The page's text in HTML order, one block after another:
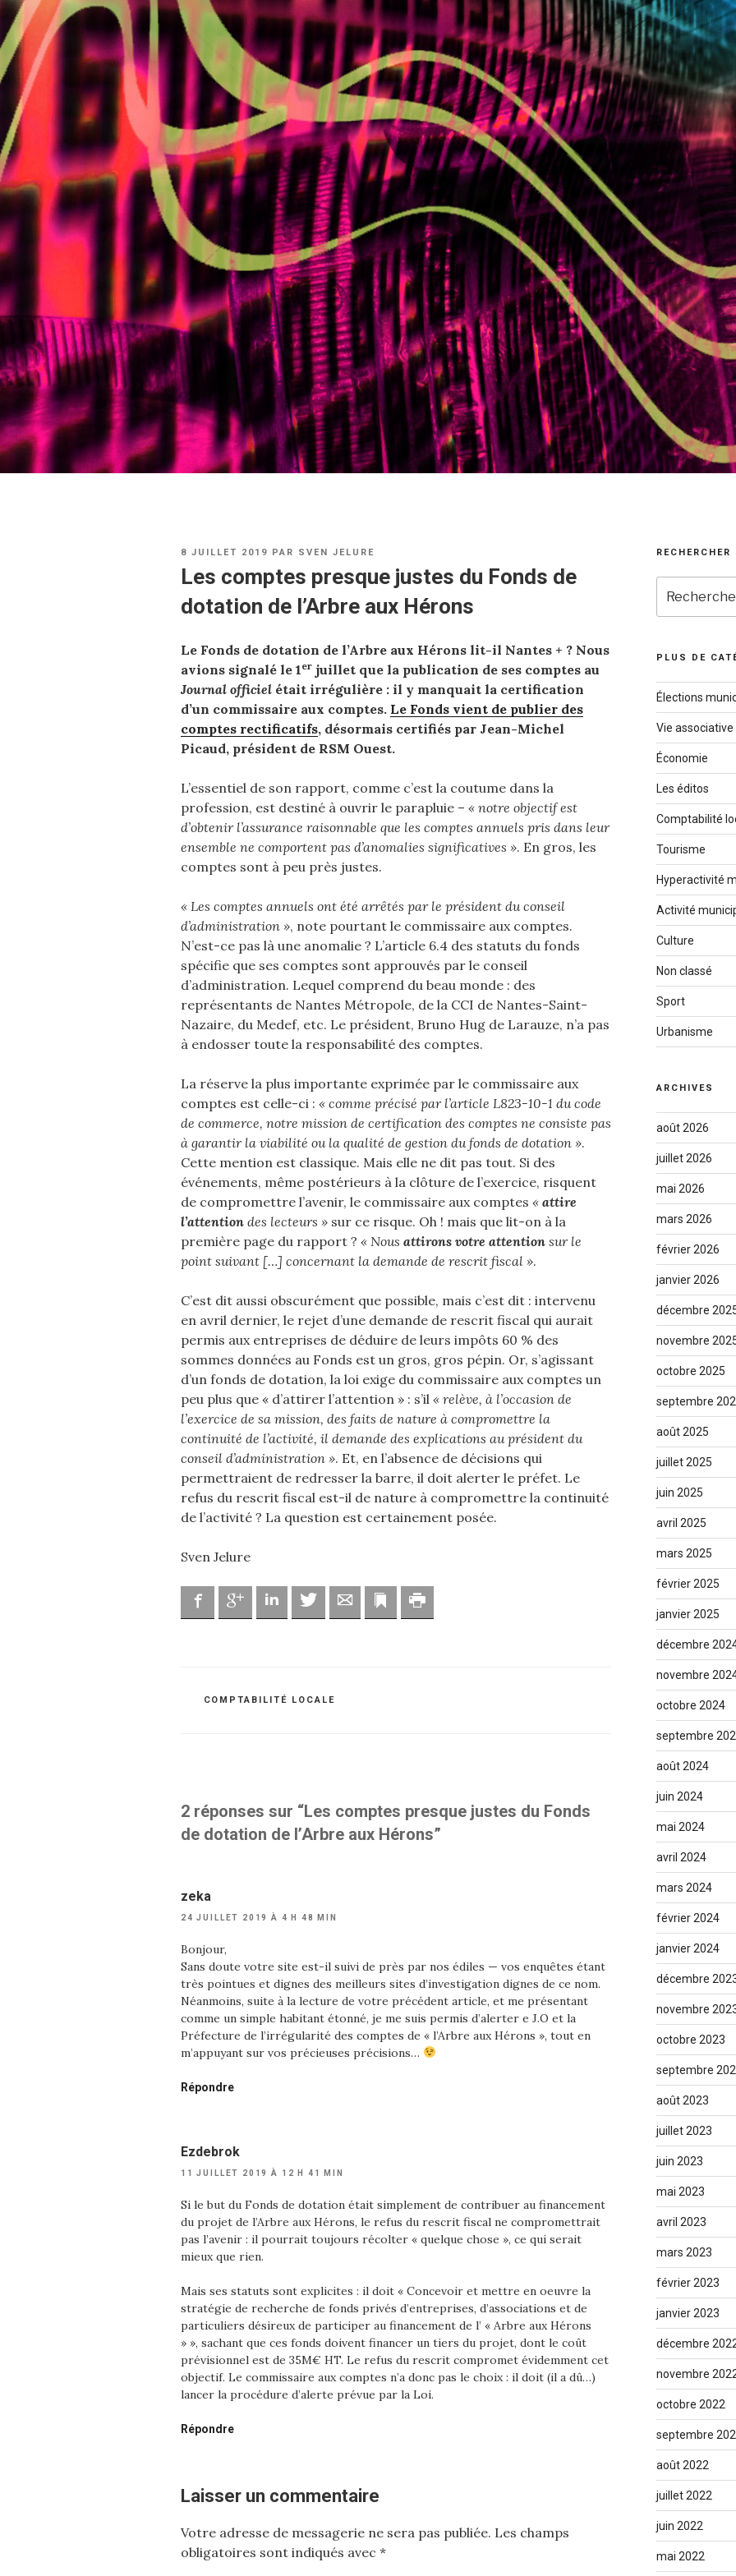
PUBLIÉ
8 JUILLET 2019 PAR SVEN JELURE
Les comptes presque justes du Fonds de
dotation de l’Arbre aux Hérons
Le Fonds de dotation de l’Arbre aux Hérons lit-il Nantes + ? Nous
avions signalé le 1 er juillet que la publication de ses comptes au
Journal officiel était irrégulière : il y manquait la certification
d’un commissaire aux comptes. Le Fonds vient de publier des
comptes rectificatifs, désormais certifiés par Jean-Michel
Picaud, président de RSM Ouest.
L’essentiel de son rapport, comme c’est la coutume dans la
profession, est destiné à ouvrir le parapluie – « notre objectif est
d’obtenir l’assurance raisonnable que les comptes annuels pris dans leur
ensemble ne comportent pas d’anomalies significatives ». En gros, les
comptes sont à peu près justes.
« Les comptes annuels ont été arrêtés par le président du conseil
d’administration », note pourtant le commissaire aux comptes.
N’est-ce pas là une anomalie ? L’article 6.4 des statuts du fonds
spécifie que ses comptes sont approuvés par le conseil
d’administration. Lequel comprend du beau monde : des
représentants de Nantes Métropole, de la CCI de Nantes-Saint-
Nazaire, du Medef, etc. Le président, Bruno Hug de Larauze, n’a pas
à endosser toute la responsabilité des comptes.
La réserve la plus importante exprimée par le commissaire aux
comptes est celle-ci : « comme précisé par l’article L823-10-1 du code
de commerce, notre mission de certification des comptes ne consiste pas
à garantir la viabilité ou la qualité de gestion du fonds de dotation ».
Cette mention est classique. Mais elle ne dit pas tout. Si des
événements, même postérieurs à la clôture de l’exercice, risquent
de compromettre l’avenir, le commissaire aux comptes « attire
l’attention des lecteurs » sur ce risque. Oh ! mais que lit-on à la
première page du rapport ? « Nous attirons votre attention sur le
point suivant […] concernant la demande de rescrit fiscal ».
C’est dit aussi obscurément que possible, mais c’est dit : intervenu
en avril dernier, le rejet d’une demande de rescrit fiscal qui aurait
permis aux entreprises de déduire de leurs impôts 60 % des
sommes données au Fonds est un gros, gros pépin. Or, s’agissant
d’un fonds de dotation, la loi exige du commissaire aux comptes un
peu plus que « d’attirer l’attention » : s’il « relève, à l’occasion de
l’exercice de sa mission, des faits de nature à compromettre la
continuité de l’activité, il demande des explications au président du
conseil d’administration ». Et, en l’absence de décisions qui
permettraient de redresser la barre, il doit alerter le préfet. Le
refus du rescrit fiscal est-il de nature à compromettre la continuité
de l’activité ? La question est certainement posée.
Sven Jelure
FacebookGoogle Linkedin Twitter Adresse mailMarque-page
CATÉGORIES
COMPTABILITÉ LOCALE
2 réponses sur “Les comptes presque justes du Fonds
de dotation de l’Arbre aux Hérons”
zeka
24 JUILLET 2019 À 4 H 48 MIN
Bonjour,
Sans doute votre site est-il suivi de près par nos édiles — vos enquêtes étant
très pointues et dignes des meilleurs sites d’investigation dignes de ce nom.
Néanmoins, suite à la lecture de votre précédent article, et me présentant
comme un simple habitant étonné, je me suis permis d’alerter e J.O et la
Préfecture de l’irrégularité des comptes de « l’Arbre aux Hérons », tout en
m’appuyant sur vos précieuses précisions…
Répondre
Ezdebrok
11 JUILLET 2019 À 12 H 41 MIN
Si le but du Fonds de dotation était simplement de contribuer au financement
du projet de l’Arbre aux Hérons, le refus du rescrit fiscal ne compromettrait
pas l’avenir : il pourrait toujours récolter « quelque chose », ce qui serait
mieux que rien.
Mais ses statuts sont explicites : il doit « Concevoir et mettre en oeuvre la
stratégie de recherche de fonds privés d’entreprises, d’associations et de
particuliers désireux de participer au financement de l’ « Arbre aux Hérons
» », sachant que ces fonds doivent financer un tiers du projet, dont le coût
prévisionnel est de 35M€ HT. Le refus du rescrit compromet évidemment cet
objectif. Le commissaire aux comptes n’a donc pas le choix : il doit (il a dû…)
lancer la procédure d’alerte prévue par la Loi.
Répondre
Laisser un commentaire
Votre adresse de messagerie ne sera pas publiée. Les champs
obligatoires sont indiqués avec *
RECHERCHER
pour
PLUS DE
Élections
Vie associative
Économie
Les éditos
Comptabilité
Tourisme
Hyperactivité
Activité
Culture
Non classé
Sport
Urbanisme
ARCHIVES
août 2026
juillet 2026
mai 2026
mars 2026
février 2026
janvier 2026
décembre
novembre
octobre 2025
septembre
août 2025
juillet 2025
juin 2025
avril 2025
mars 2025
février 2025
janvier 2025
décembre
novembre
octobre 2024
septembre
août 2024
juin 2024
mai 2024
avril 2024
mars 2024
février 2024
janvier 2024
décembre
novembre
octobre 2023
septembre
août 2023
juillet 2023
juin 2023
mai 2023
avril 2023
mars 2023
février 2023
janvier 2023
décembre
novembre
octobre 2022
septembre
août 2022
juillet 2022
juin 2022
mai 2022